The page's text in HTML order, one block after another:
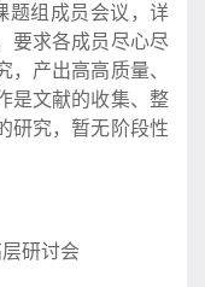
题组成员会议，详
要求各成员尽心尽
产出高高质量、
是文献的收集、整
研究，暂无阶段性
研讨会